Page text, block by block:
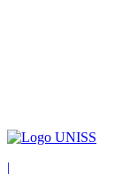
|